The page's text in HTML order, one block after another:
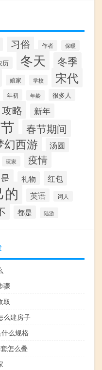
习俗 作者 保暖
历 冬天 冬季
娘家 学校 宋代
年初 年龄 很多人
攻略 新年
春节期间
幻西游
汤圆
玩家 疫情
礼物 红包
的 英语 词人
都是 陆游
骤
取
么建房子
么规格
怎么叠